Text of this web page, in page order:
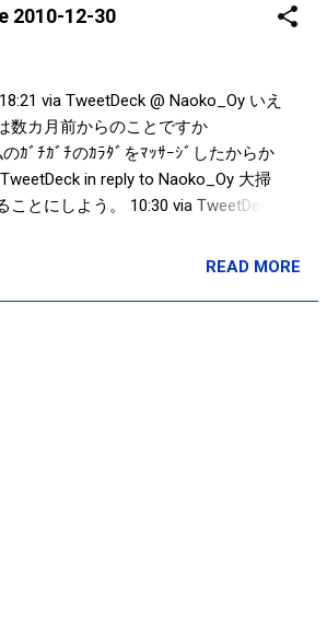
2010-12-30
via TweetDeck @ Naoko_Oy いえ
数カ月前からのことですか
ｶﾞﾁｶﾞﾁのｶﾗﾀﾞをﾏｯｻｰｼﾞしたからか
in reply to Naoko_Oy 大掃
ことにしよう。 10:30 via TweetDeck
和感が消えて腰と背中が軽くて逆に違
READ MORE